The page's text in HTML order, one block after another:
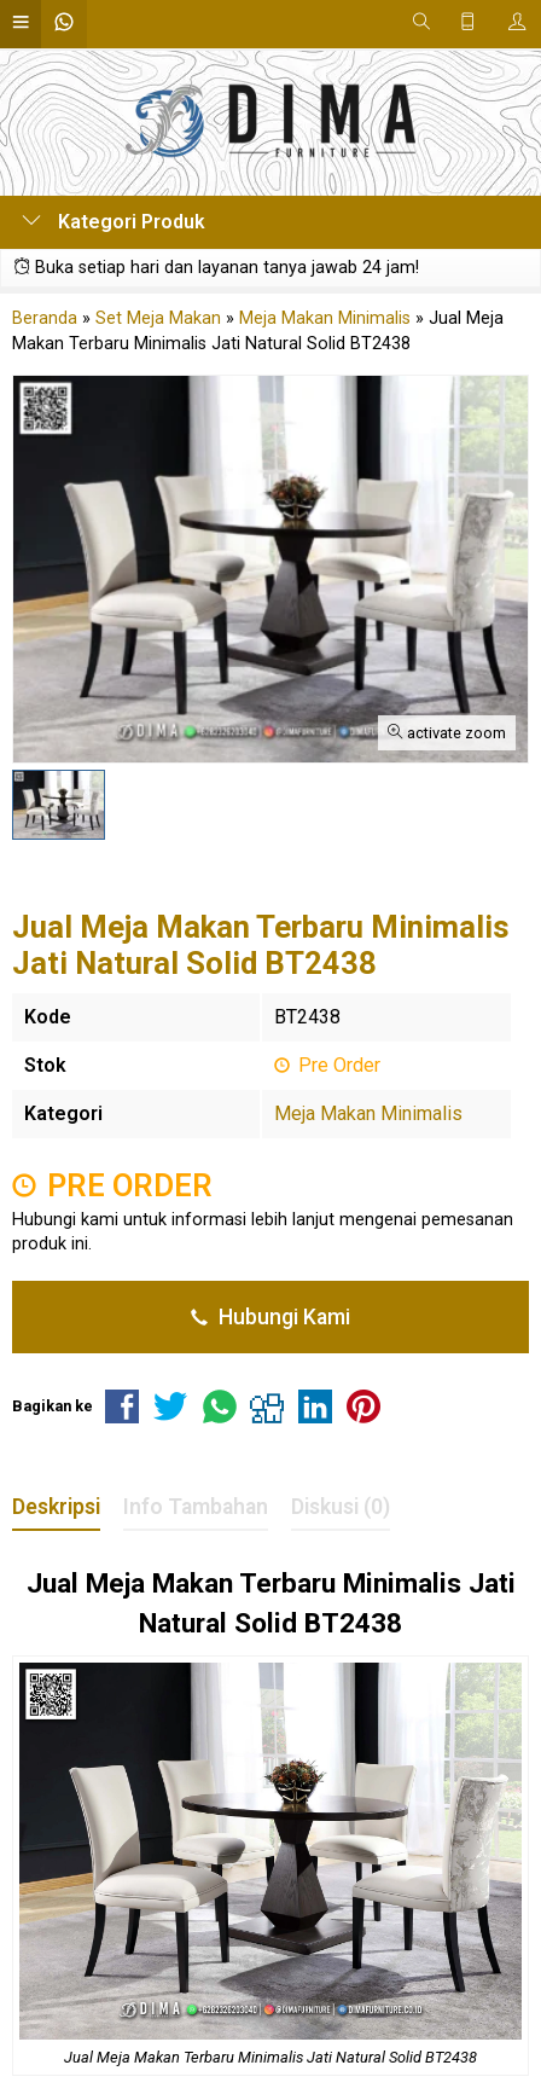
Kategori Produk
Buka setiap hari dan layanan tanya jawab 24 jam!
Beranda » Set Meja Makan » Meja Makan Minimalis » Jual Meja
Makan Terbaru Minimalis Jati Natural Solid BT2438
activate zoom
Jual Meja Makan Terbaru Minimalis
Jati Natural Solid BT2438
Kode BT2438
Stok Pre Order
Kategori Meja Makan Minimalis
PRE ORDER
Hubungi kami untuk informasi lebih lanjut mengenai pemesanan
produk ini.
Hubungi Kami
Bagikan ke
Deskripsi Info Tambahan Diskusi (0)
Jual Meja Makan TerbaruMinimalis Jati
Natural Solid BT2438
Jual Meja Makan Terbaru Minimalis Jati Natural Solid BT2438